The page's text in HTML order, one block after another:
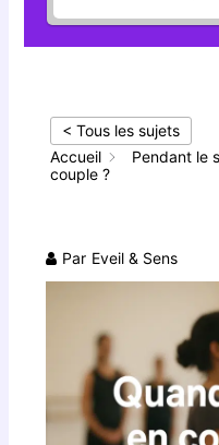
< Tous les sujets
Accueil
Pendant le
couple ?
Par Eveil & Sens